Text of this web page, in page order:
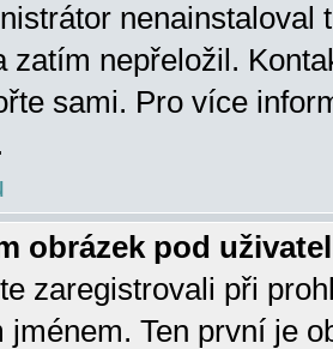
nenainstaloval
zatím nepřeložil.
sami. Pro více
obrázek pod
zaregistrovali při
jménem. Ten první je